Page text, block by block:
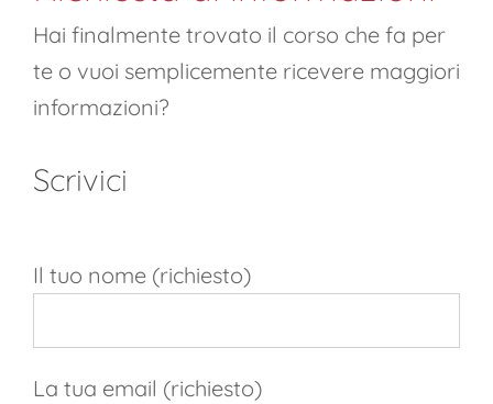
Hai finalmente trovato il corso che fa per
te o vuoi semplicemente ricevere maggiori
informazioni?
Scrivici
Il tuo nome (richiesto)
La tua email (richiesto)